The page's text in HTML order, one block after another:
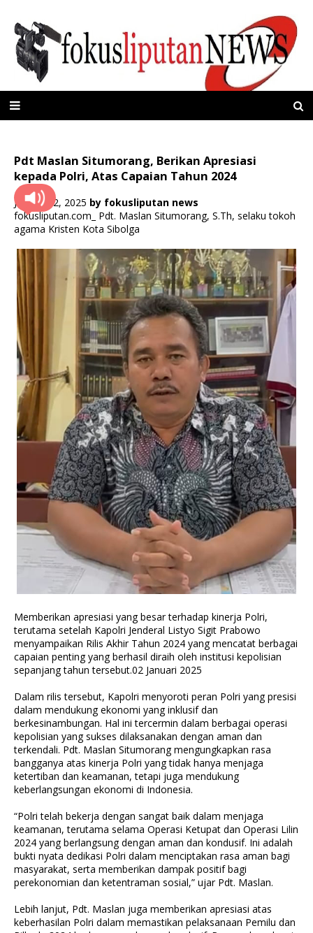
Pdt Maslan Situmorang, Berikan Apresiasi
kepada Polri, Atas Capaian Tahun 2024
Januari 02, 2025 by fokusliputan news
fokusliputan.com_ Pdt. Maslan Situmorang, S.Th, selaku tokoh
agama Kristen Kota Sibolga
Memberikan apresiasi yang besar terhadap kinerja Polri,
terutama setelah Kapolri Jenderal Listyo Sigit Prabowo
menyampaikan Rilis Akhir Tahun 2024 yang mencatat berbagai
capaian penting yang berhasil diraih oleh institusi kepolisian
sepanjang tahun tersebut.02 Januari 2025
Dalam rilis tersebut, Kapolri menyoroti peran Polri yang presisi
dalam mendukung ekonomi yang inklusif dan
berkesinambungan. Hal ini tercermin dalam berbagai operasi
kepolisian yang sukses dilaksanakan dengan aman dan
terkendali. Pdt. Maslan Situmorang mengungkapkan rasa
bangganya atas kinerja Polri yang tidak hanya menjaga
ketertiban dan keamanan, tetapi juga mendukung
keberlangsungan ekonomi di Indonesia.
“Polri telah bekerja dengan sangat baik dalam menjaga
keamanan, terutama selama Operasi Ketupat dan Operasi Lilin
2024 yang berlangsung dengan aman dan kondusif. Ini adalah
bukti nyata dedikasi Polri dalam menciptakan rasa aman bagi
masyarakat, serta memberikan dampak positif bagi
perekonomian dan ketentraman sosial,” ujar Pdt. Maslan.
Lebih lanjut, Pdt. Maslan juga memberikan apresiasi atas
keberhasilan Polri dalam memastikan pelaksanaan Pemilu dan